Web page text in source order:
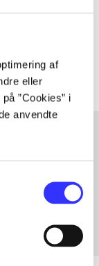
af
eller
”Cookies” i
anvendte